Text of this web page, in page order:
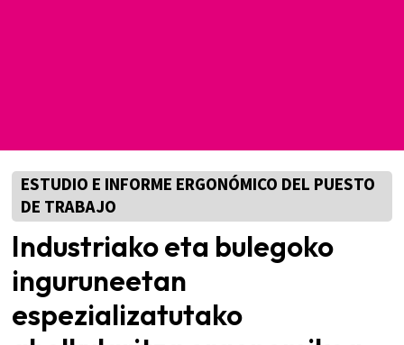
ESTUDIO E INFORME ERGONÓMICO DEL PUESTO
DE TRABAJO
Industriako eta bulegoko
inguruneetan
espezializatutako